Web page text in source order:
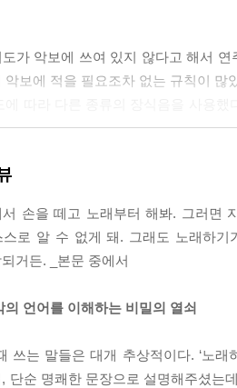
가 악보에 쓰여 있지 않다고 해서
악보에 적을 필요조차 없는 규칙이
이 원하는 초견은 그런 것이었다. 선
나 읽지 말고 화성을 파악해서 연주
을 통해 음악 세계를 확장한다. 나
서 손을 떼고 노래부터 해봐. 그러면
스로 알 수 없게 돼. 그래도 노래하
거든. _본문 중에서
의 언어를 이해하는 비밀의 열쇠
쓰는 말들은 대개 추상적이다. ‘노
단순 명쾌한 문장으로 설명해주셨는